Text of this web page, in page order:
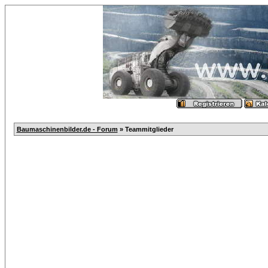
Baumaschinenbilder.de - Forum » Teammitglieder